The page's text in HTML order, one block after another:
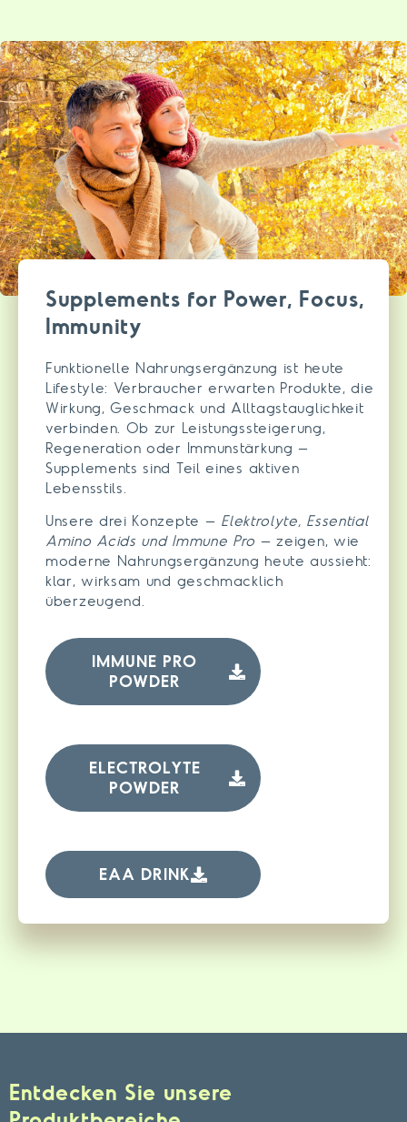
Supplements for Power, Focus,
Immunity
Funktionelle Nahrungsergänzung ist heute
Lifestyle: Verbraucher erwarten Produkte, die
Wirkung, Geschmack und Alltagstauglichkeit
verbinden. Ob zur Leistungssteigerung,
Regeneration oder Immunstärkung –
Supplements sind Teil eines aktiven
Lebensstils.
Unsere drei Konzepte – Elektrolyte, Essential
Amino Acids und Immune Pro – zeigen, wie
moderne Nahrungsergänzung heute aussieht:
klar, wirksam und geschmacklich
überzeugend.
IMMUNE PRO
POWDER
ELECTROLYTE
POWDER
EAA DRINK
Entdecken Sie unsere